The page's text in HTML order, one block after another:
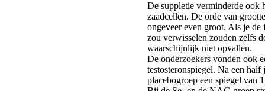
De suppletie verminderde ook
zaadcellen. De orde van
ongeveer even groot. Als je
zou verwisselen zouden zelfs
waarschijnlijk niet opvallen.
De onderzoekers vonden ook
testosteronspiegel. Na een half
placebogroep een spiegel van